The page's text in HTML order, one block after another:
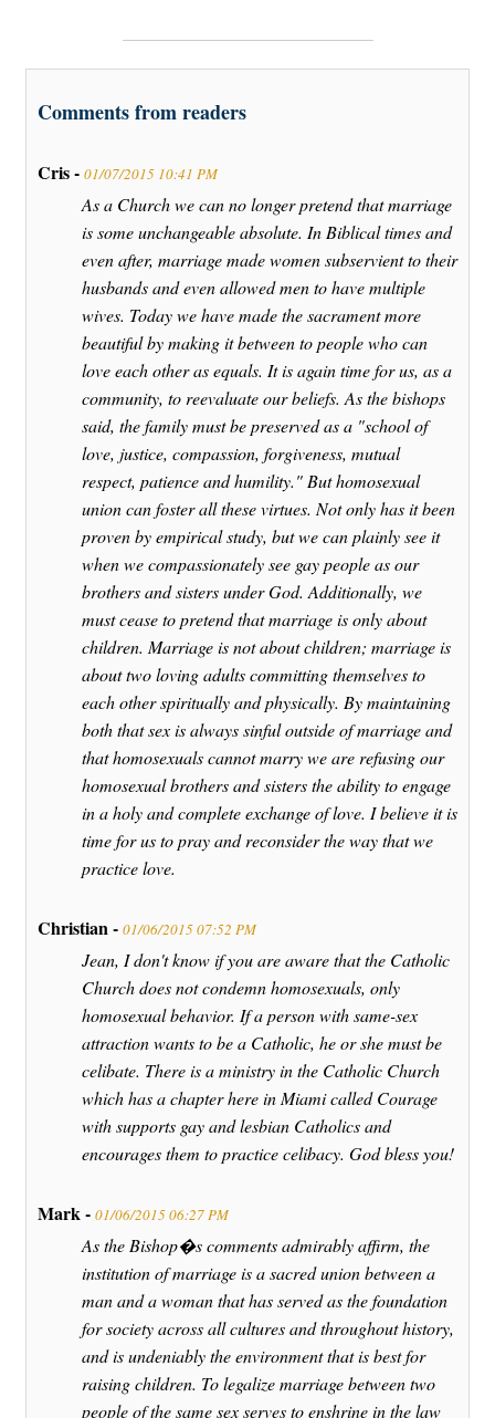
Comments from readers
Cris - 01/07/2015 10:41 PM
As a Church we can no longer pretend that marriage
is some unchangeable absolute. In Biblical times and
even after, marriage made women subservient to their
husbands and even allowed men to have multiple
wives. Today we have made the sacrament more
beautiful by making it between to people who can
love each other as equals. It is again time for us, as a
community, to reevaluate our beliefs. As the bishops
said, the family must be preserved as a "school of
love, justice, compassion, forgiveness, mutual
respect, patience and humility." But homosexual
union can foster all these virtues. Not only has it been
proven by empirical study, but we can plainly see it
when we compassionately see gay people as our
brothers and sisters under God. Additionally, we
must cease to pretend that marriage is only about
children. Marriage is not about children; marriage is
about two loving adults committing themselves to
each other spiritually and physically. By maintaining
both that sex is always sinful outside of marriage and
that homosexuals cannot marry we are refusing our
homosexual brothers and sisters the ability to engage
in a holy and complete exchange of love. I believe it is
time for us to pray and reconsider the way that we
practice love.
Christian - 01/06/2015 07:52 PM
Jean, I don't know if you are aware that the Catholic
Church does not condemn homosexuals, only
homosexual behavior. If a person with same-sex
attraction wants to be a Catholic, he or she must be
celibate. There is a ministry in the Catholic Church
which has a chapter here in Miami called Courage
with supports gay and lesbian Catholics and
encourages them to practice celibacy. God bless you!
Mark - 01/06/2015 06:27 PM
As the Bishop�s comments admirably affirm, the
institution of marriage is a sacred union between a
man and a woman that has served as the foundation
for society across all cultures and throughout history,
and is undeniably the environment that is best for
raising children. To legalize marriage between two
people of the same sex serves to enshrine in the law